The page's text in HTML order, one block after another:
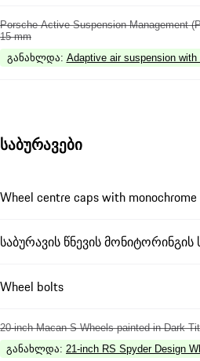
Porsche Active Suspension Management
15 mm
განახლდა: Adaptive air suspension
საბურავები
Wheel centre caps with
საბურავის წნევის მონიტორინგის
Wheel bolts
20-inch Macan S Wheels painted in Dark
განახლდა: 21-inch RS Spyder Design